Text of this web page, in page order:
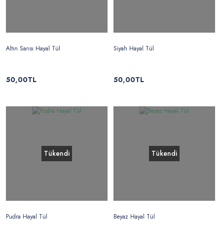
Altın Sarısı Hayal Tül
50,00TL
Siyah Hayal Tül
50,00TL
Tükendi
Pudra Hayal Tül
Tükendi
Beyaz Hayal Tül